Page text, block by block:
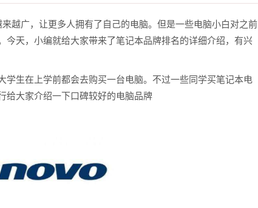
越广，让更多人拥有了自己的电脑。但是一些电脑小白对之前
今天，小编就给大家带来了笔记本品牌排名的详细介绍，有兴
学生在上学前都会去购买一台电脑。不过一些同学买笔记本电
给大家介绍一下口碑较好的电脑品牌